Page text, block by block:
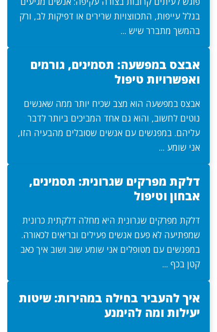
בגלל עייפות, התכווצויות שרירים או דפיקות לב, ורק
בהמשך מתברר שיש ...
אבצס במפשעה: תסמינים, גורמים
ואפשרויות טיפול
אבצס במפשעה הוא מצב שכיח יותר ממה שאנשים
נוטים לחשוב, והוא גם אחד המביכים ביותר לדבר
עליהם. במפגשים עם אנשים שסובלים מהבעיה הזו,
אני שומע ...
דלקת מפרקים שגרונית: תסמינים,
אבחון וטיפול
דלקת מפרקים שגרונית היא מחלה דלקתית כרונית
שמפתיעה לא פעם אנשים פעילים ובריאים לכאורה.
במפגשים עם מטופלים אני שומע שוב ושוב איך כאב
קטן בכף ...
איך להעביר בחילה במהירות: שיטות
יעילות ומה להימנע